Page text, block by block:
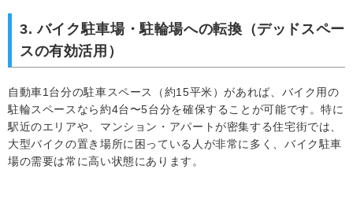
3. バイク駐車場・駐輪場への転換（デッドスペー
スの有効活用）
自動車1台分の駐車スペース（約15平米）があれば、バイク用の
駐輪スペースなら約4台〜5台分を確保することが可能です。特に
駅近のエリアや、マンション・アパートが密集する住宅街では、
大型バイクの置き場所に困っている人が非常に多く、バイク駐車
場の需要は常に高い状態にあります。